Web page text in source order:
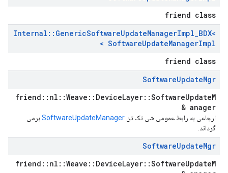
friend class
Internal :: GenericSoftwareUpdateManagerImpl_BDX<
SoftwareUpdateManagerImpl >
friend class
SoftwareUpdateMgr
friend::nl::Weave::DeviceLayer::SoftwareUpdateM
anager &
ارجاعی به رابط عمومی شی تک تن SoftwareUpdateManager برمی
گرداند.
SoftwareUpdateMgr
friend::nl::Weave::DeviceLayer::SoftwareUpdateM